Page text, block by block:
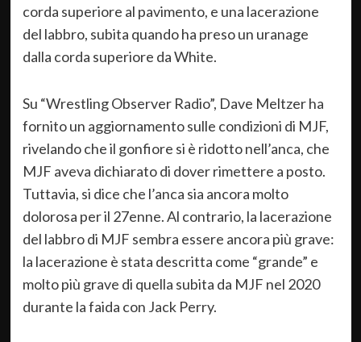
corda superiore al pavimento, e una lacerazione
del labbro, subita quando ha preso un uranage
dalla corda superiore da White.
Su “Wrestling Observer Radio”, Dave Meltzer ha
fornito un aggiornamento sulle condizioni di MJF,
rivelando che il gonfiore si è ridotto nell’anca, che
MJF aveva dichiarato di dover rimettere a posto.
Tuttavia, si dice che l’anca sia ancora molto
dolorosa per il 27enne. Al contrario, la lacerazione
del labbro di MJF sembra essere ancora più grave:
la lacerazione è stata descritta come “grande” e
molto più grave di quella subita da MJF nel 2020
durante la faida con Jack Perry.